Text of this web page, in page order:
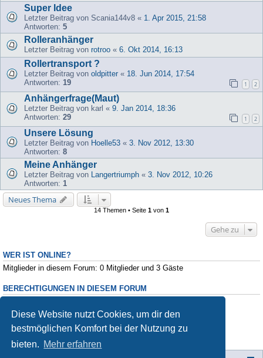
Diese Website nutzt Cookies, um dir den
bestmöglichen Komfort bei der Nutzung zu
bieten. Mehr erfahren
Super Idee
Letzter Beitrag von Scania144v8 « 1. Apr 2015, 21:58
Antworten: 5
Rolleranhänger
Letzter Beitrag von rotroo « 6. Okt 2014, 16:13
Rollertransport ?
Letzter Beitrag von oldpitter « 18. Jun 2014, 17:54
Antworten: 19 1 2
Anhängerfrage(Maut)
Letzter Beitrag von karl « 9. Jan 2014, 18:36
Antworten: 29 1 2
Unsere Lösung
Letzter Beitrag von Hoelle53 « 3. Nov 2012, 13:30
Antworten: 8
Meine Anhänger
Letzter Beitrag von Langertriumph « 3. Nov 2012, 10:26
Antworten: 1
Neues Thema
14 Themen • Seite 1 von 1
Gehe zu
WER IST ONLINE?
Mitglieder in diesem Forum: 0 Mitglieder und 3 Gäste
BERECHTIGUNGEN IN DIESEM FORUM
Du darfst keineAntworten zu Themen in diesem Forum erstellen.
Du darfst deine Beiträge in diesem Forum
Du darfst deine Beiträge in diesem Forumnichtlöschen.
Du darfst keineDateianhänge in diesem Forum erstellen.